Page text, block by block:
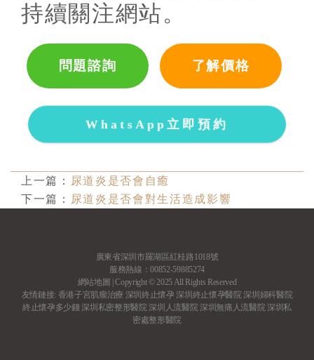
持續關注網站。
問題諮詢 了解價格
WhatsApp立即預約
上一篇：
尿道炎是否會自癒
下一篇：
尿道炎是否會對生活造成影響
廣東省深圳市羅湖區紅桂路1018號
服務熱線：00852-59885274
網站地圖 | Copyright © 2025 All Rights Reserved
友情鏈接: 香港子宮肌瘤治療 深圳終止懷孕深圳終止懷孕醫院深圳婦科醫院
終止懷孕多少錢深圳私密整形醫院深圳人流醫院深圳無痛人流醫院深圳私
密處整形醫院